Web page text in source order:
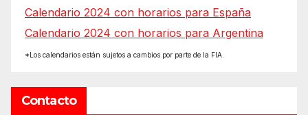
Calendario 2024 con horarios para España
Calendario 2024 con horarios para Argentina
*Los calendarios están sujetos a cambios por parte de la FIA.
Contacto